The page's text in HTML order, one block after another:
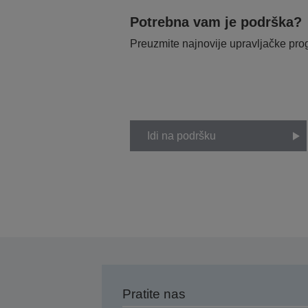
Potrebna vam je podrška?
Preuzmite najnovije upravljačke
Idi na podršku
Pratite nas